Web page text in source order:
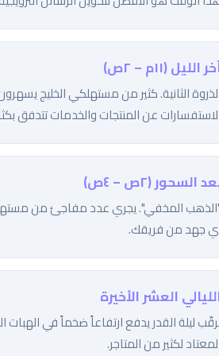
الليل (١١م – ٢ص)
الثانية. كثير من مستهلكي الخليج
عن المنتجات والخدمات تتدفق
السحور (٢ص – ٤ص)
المخفي". يجري عدد مفاجئ من
جهد من فريقك.
العشر الأخيرة
لكثير من المتاجر.